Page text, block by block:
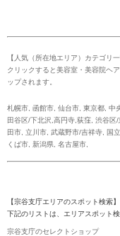
【人気（所在地エリア）カテゴリ一
クリックすると美容室・美容院ヘ
ップされます。
札幌市 函館市 仙台市 東京都 中
田谷区/下北沢,高円寺,荻窪 渋谷区/
田市
立川市 武蔵野市/吉祥寺 国
くば市 新潟県 名古屋市
【宗谷支庁エリアのスポット検索】
下記のリストは、エリアスポット
宗谷支庁のセレクトショップ